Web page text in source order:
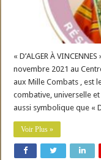
« D’ALGER À
novembre 2021 au
aux Mille Combats , est
combative, universelle
aussi symbolique que «
Voir Plus »